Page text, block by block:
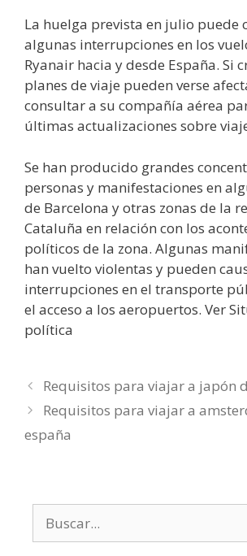
La huelga prevista en julio puede
algunas interrupciones en los
Ryanair hacia y desde España. Si
planes de viaje pueden verse
consultar a su compañía aérea
últimas actualizaciones sobre
Se han producido grandes
personas y manifestaciones en
de Barcelona y otras zonas de la
Cataluña en relación con los
políticos de la zona. Algunas
han vuelto violentas y pueden
interrupciones en el transporte
el acceso a los aeropuertos. Ver
política
Requisitos para viajar a japón
Requisitos para viajar a
españa